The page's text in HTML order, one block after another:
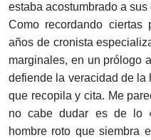
estaba acostumbrado a sus
Como recordando ciertas
años de cronista
marginales, en un prólogo
defiende la veracidad de la
que recopila y cita. Me
no cabe dudar es de lo
hombre roto que siembra